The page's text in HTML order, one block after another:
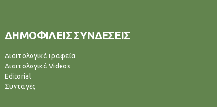
ΔΗΜΟΦΙΛΕΙΣ ΣΥΝΔΕΣΕΙΣ
Διαιτολογικά Γραφεία
Διαιτολογικά Videos
Editorial
Συνταγές